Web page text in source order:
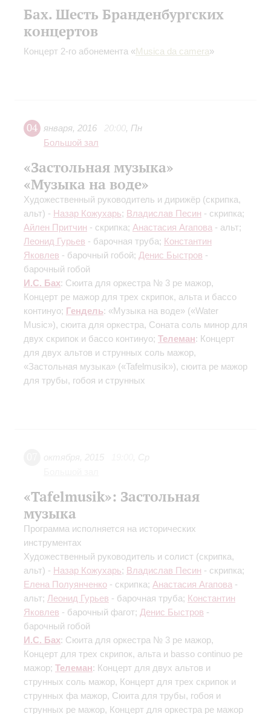
Бах. Шесть Бранденбургских
концертов
Концерт 2-го абонемента «Musica da camera»
04 января, 2016 20:00, Пн
Большой зал
«Застольная музыка»
«Музыка на воде»
Художественный руководитель и дирижёр (скрипка,
альт) - Назар Кожухарь; Владислав Песин - скрипка;
Айлен Притчин - скрипка; Анастасия Агапова - альт;
Леонид Гурьев - барочная труба; Константин
Яковлев - барочный гобой; Денис Быстров -
барочный гобой
И.С. Бах: Сюита для оркестра № 3 ре мажор,
Концерт ре мажор для трех скрипок, альта и бассо
континуо; Гендель: «Музыка на воде» («Water
Music»), сюита для оркестра, Соната соль минор для
двух скрипок и бассо континуо; Телеман: Концерт
для двух альтов и струнных соль мажор,
«Застольная музыка» («Tafelmusik»), сюита ре мажор
для трубы, гобоя и струнных
«Tafelmusik»: Застольная
музыка
Программа исполняется на исторических
инструментах
Художественный руководитель и солист (скрипка,
альт) - Назар Кожухарь; Владислав Песин - скрипка;
Елена Полуянченко - скрипка; Анастасия Агапова -
альт; Леонид Гурьев - барочная труба; Константин
Яковлев - барочный фагот; Денис Быстров -
барочный гобой
И.С. Бах: Cюита для оркестра № 3 ре мажор,
Концерт для трех скрипок, альта и basso continuo ре
мажор; Телеман: Концерт для двух альтов и
струнных соль мажор, Концерт для трех скрипок и
струнных фа мажор, Сюита для трубы, гобоя и
струнных ре мажор, Концерт для оркестра ре мажор